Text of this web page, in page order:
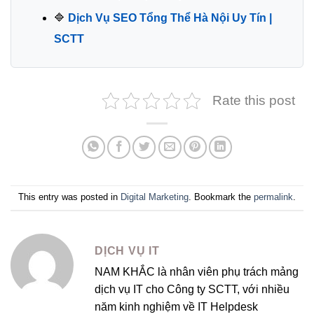
🔷 Dịch Vụ SEO Tổng Thể Hà Nội Uy Tín |
SCTT
Rate this post
This entry was posted in Digital Marketing. Bookmark the permalink.
DỊCH VỤ IT
NAM KHẮC là nhân viên phụ trách mảng
dịch vụ IT cho Công ty SCTT, với nhiều
năm kinh nghiệm về IT Helpdesk